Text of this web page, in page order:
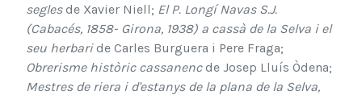
seglesde Xavier Niell; El P. Longí Navas S.J.
(Cabacés, 1858- Girona, 1938) a cassà de la Selva i el
seu herbaride Carles Burguera i Pere Fraga;
Obrerisme històric cassanencde Josep Lluís Òdena;
Mestres de riera i d'estanys de la plana de la Selva,